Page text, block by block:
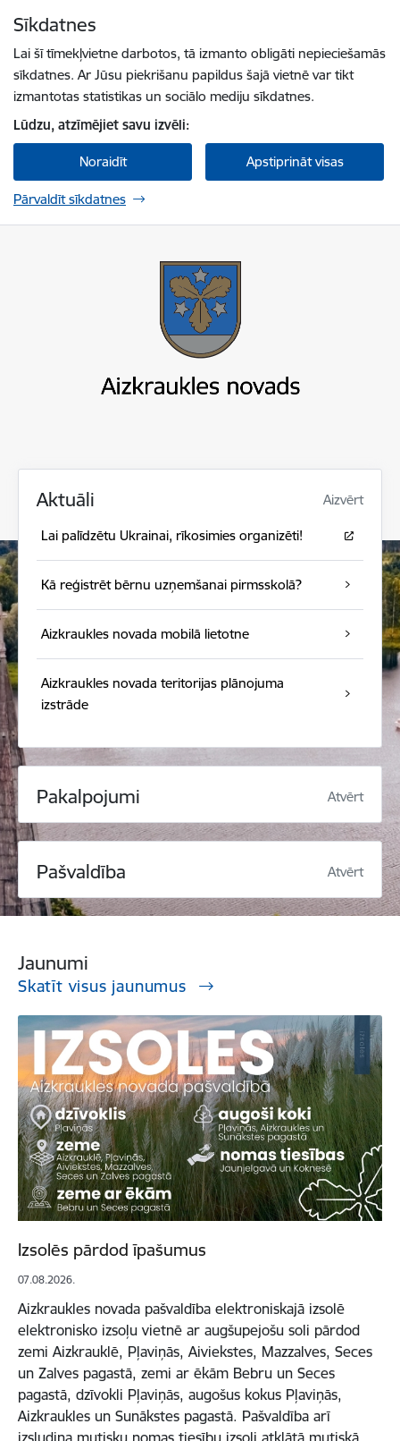
Sīkdatnes
Lai šī tīmekļvietne darbotos, tā izmanto obligāti nepieciešamās
sīkdatnes. Ar Jūsu piekrišanu papildus šajā vietnē var tikt
izmantotas statistikas un sociālo mediju sīkdatnes.
Lūdzu, atzīmējiet savu izvēli:
Noraidīt Apstiprināt visas
Pārvaldīt sīkdatnes
Aktuāli Aizvērt
Lai palīdzētu Ukrainai, rīkosimies organizēti!
Kā reģistrēt bērnu uzņemšanai pirmsskolā?
Aizkraukles novada mobilā lietotne
Aizkraukles novada teritorijas plānojuma
izstrāde
Pakalpojumi Atvērt
Pašvaldība Atvērt
Jaunumi
Skatīt visus jaunumus
Izsolēs pārdod īpašumus
07.08.2026.
Aizkraukles novada pašvaldība elektroniskajā izsolē
elektronisko izsoļu vietnē ar augšupejošu soli pārdod
zemi Aizkrauklē, Pļaviņās, Aiviekstes, Mazzalves, Seces
un Zalves pagastā, zemi ar ēkām Bebru un Seces
pagastā, dzīvokli Pļaviņās, augošus kokus Pļaviņās,
Aizkraukles un Sunākstes pagastā. Pašvaldība arī